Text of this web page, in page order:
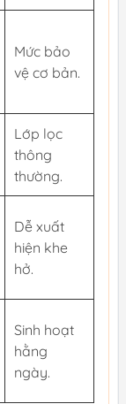
Mức bảo
vệ cơ bản.
Lớp lọc
thông
thường.
Dễ xuất
hiện khe
hở.
Sinh hoạt
hằng
ngày.